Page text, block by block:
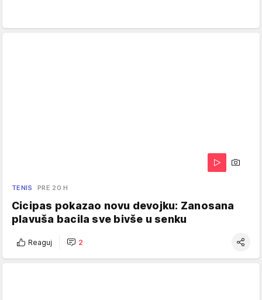
TENIS PRE 20 H
Cicipas pokazao novu devojku: Zanosana
plavuša bacila sve bivše u senku
Reaguj 2